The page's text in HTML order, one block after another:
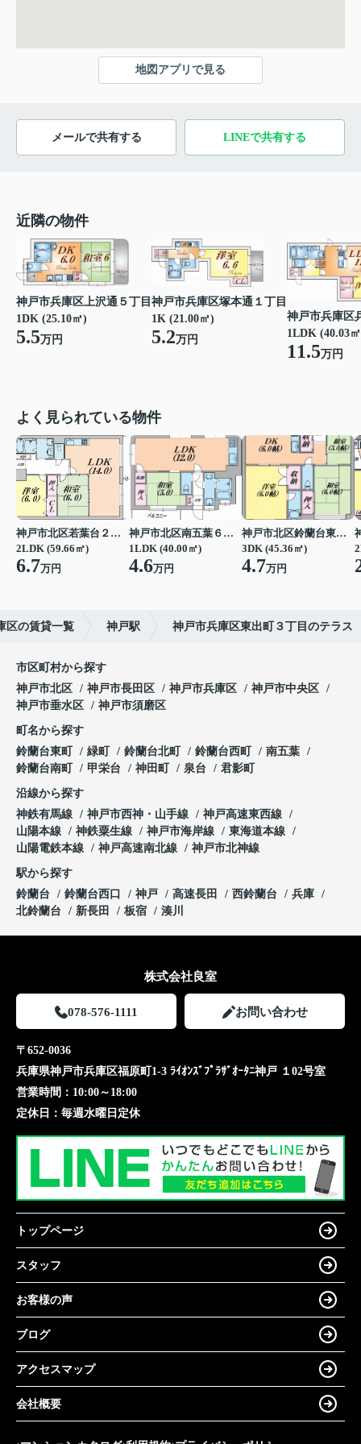
地図アプリで見る
メールで共有する LINEで共有する
近隣の物件
神戸市兵庫区上沢通５丁目
1DK (25.10㎡)
5.5万円
神戸市兵庫区塚本通１丁目
1K (21.00㎡)
5.2万円
神戸市兵庫区
1LDK (40.03
11.5万円
よく見られている物件
神戸市北区若葉台２丁目
2LDK (59.66㎡)
6.7万円
神戸市北区南五葉６丁目
1LDK (40.00㎡)
4.6万円
神戸市北区鈴蘭台東町６丁目
3DK (45.36㎡)
4.7万円
区の賃貸一覧 神戸駅 神戸市兵庫区東出町３丁目のテラス
市区町村から探す
神戸市北区
神戸市長田区 神戸市兵庫区
神戸市中央区
神戸市垂水区
神戸市須磨区
町名から探す
鈴蘭台東町
緑町 鈴蘭台北町 鈴蘭台西町
南五葉
鈴蘭台南町
甲栄台 神田町 泉台 君影町
沿線から探す
神鉄有馬線
神戸市西神・山手線
神戸高速東西線
山陽本線
神鉄粟生線 神戸市海岸線
東海道本線
山陽電鉄本線
神戸高速南北線 神戸市北神線
駅から探す
鈴蘭台
鈴蘭台西口 神戸 高速長田 西鈴蘭台
兵庫
北鈴蘭台
新長田 板宿 湊川
株式会社良室
078-576-1111 お問い合わせ
〒652-0036
兵庫県神戸市兵庫区福原町1-3 ﾗｲｵﾝｽﾞﾌﾟﾗｻﾞｵｰﾀﾆ神戸 １02号室
営業時間： 10:00～18:00
定休日： 毎週水曜日定休
トップページ
スタッフ
お客様の声
ブログ
アクセスマップ
会社概要